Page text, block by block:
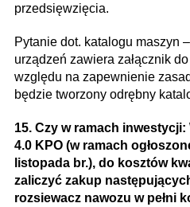
przedsięwzięcia.
Pytanie dot. katalogu maszyn
urządzeń zawiera załącznik
względu na zapewnienie
będzie tworzony odrębny
15. Czy w ramach
4.0 KPO (w ramach
listopada br.), do kosztów
zaliczyć zakup
rozsiewacz nawozu w pełni